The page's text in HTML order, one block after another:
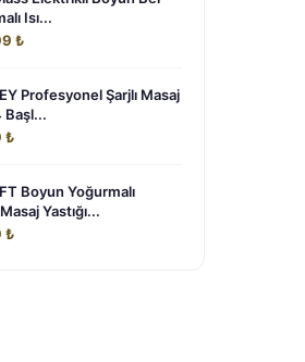
Isı...
₺
Profesyonel Şarjlı Masaj
Başl...
₺
Boyun Yoğurmalı
Yastığı...
₺